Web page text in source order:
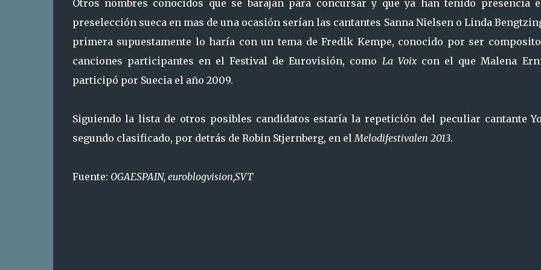
Otros nombres conocidos que se barajan para concursar y que ya han tenido presencia
preselección sueca en mas de una ocasión serían las cantantes Sanna Nielsen o Linda
primera supuestamente lo haría con un tema de Fredik Kempe, conocido por ser
canciones participantes en el Festival de Eurovisión, como La Voixcon el que Malena
participó por Suecia el año 2009.
Siguiendo la lista de otros posibles candidatos estaría la repetición del peculiar cantante
segundo clasificado, por detrás de Robin Stjernberg, en elMelodifestivalen 2013.
Fuente: OGAESPAIN, euroblogvision,SVT